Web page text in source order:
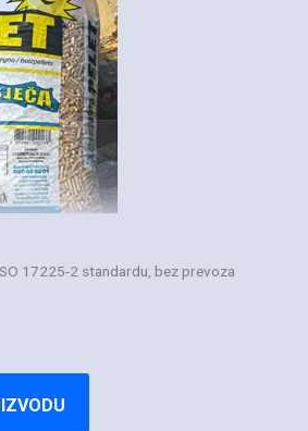
17225-2 standardu, bez prevoza